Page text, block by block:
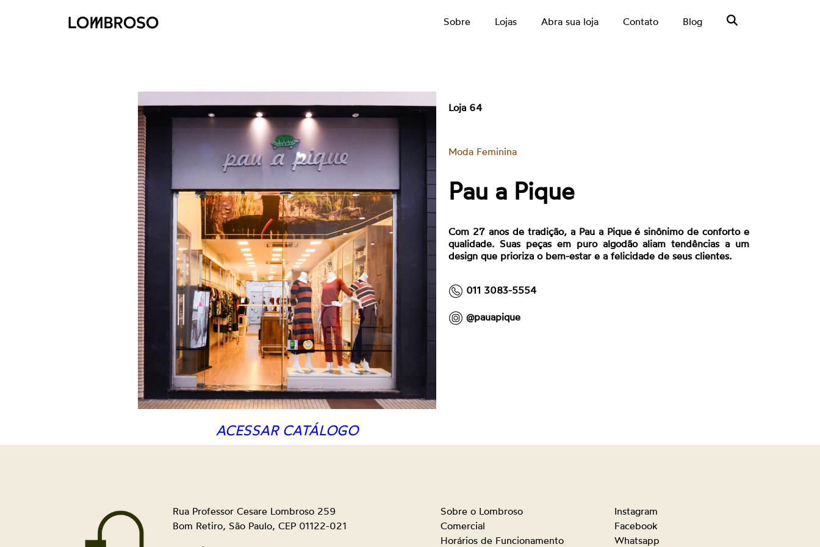
Sobre Lojas Abra sua loja Contato Blog
ACESSAR CATÁLOGO
Loja 64
Moda Feminina
Pau a Pique
Com 27 anos de tradição, a Pau a Pique é sinônimo de conforto e
qualidade. Suas peças em puro algodão aliam tendências a um
design que prioriza o bem-estar e a felicidade de seus clientes.
011 3083-5554
@pauapique
Rua Professor Cesare Lombroso 259
Bom Retiro, São Paulo, CEP 01122-021
Sobre o Lombroso
Comercial
Horários de Funcionamento
Instagram
Facebook
Whatsapp